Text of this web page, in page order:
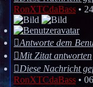
RonXTCdaBass •
Antworte dem
Mit Zitat antworten
Diese Nachricht
RonXTCdaBass •